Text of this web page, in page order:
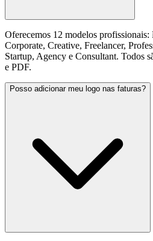
Oferecemos 12 modelos
Corporate, Creative, Freelancer,
Startup, Agency e Consultant. Todos
e PDF.
Posso adicionar meu logo nas faturas?